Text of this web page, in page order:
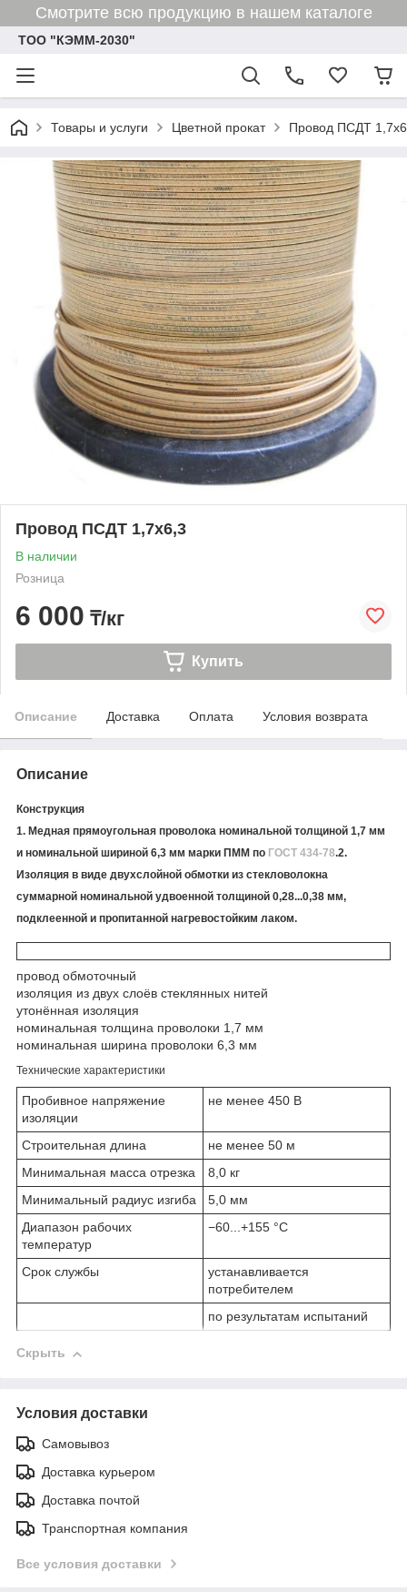
Смотрите всю продукцию в нашем каталоге
ТОО "КЭММ-2030"
Товары и услуги Цветной прокат Провод ПСДТ
Провод ПСДТ 1,7х6,3
В наличии
Розница
6 000 ₸/кг
Купить
Описание Доставка Оплата Условия возврата
Описание
Конструкция
1. Медная прямоугольная проволока номинальной толщиной 1,7 мм
и номинальной шириной 6,3 мм марки ПММ по ГОСТ 434-78.2.
Изоляция в виде двухслойной обмотки из стекловолокна
суммарной номинальной удвоенной толщиной 0,28...0,38 мм,
подклеенной и пропитанной нагревостойким лаком.
провод обмоточный
изоляция из двух слоёв стеклянных нитей
утонённая изоляция
номинальная толщина проволоки 1,7 мм
номинальная ширина проволоки 6,3 мм
Технические характеристики
Пробивное напряжение
изоляции
не менее 450 В
Строительная длина
не менее 50 м
Минимальная масса отрезка
8,0 кг
Минимальный радиус изгиба
5,0 мм
Диапазон рабочих
температур
−60...+155 °C
Срок службы
устанавливается
потребителем
по результатам испытаний
Скрыть
Условия доставки
Самовывоз
Доставка курьером
Доставка почтой
Транспортная компания
Все условия доставки